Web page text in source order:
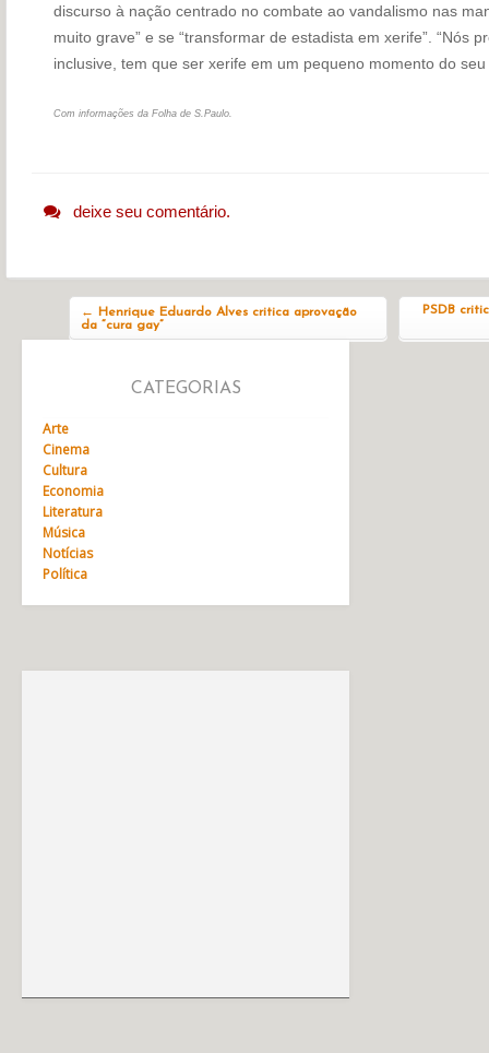
discurso à nação centrado no combate ao vandalismo nas
muito grave” e se “transformar de estadista em xerife”. “Nós
inclusive, tem que ser xerife em um pequeno momento do
Com informações da Folha de S.Paulo.
deixe seu comentário.
←
Henrique Eduardo Alves critica aprovação
da “cura gay”
PSDB
CATEGORIAS
Arte
Cinema
Cultura
Economia
Literatura
Música
Notícias
Política